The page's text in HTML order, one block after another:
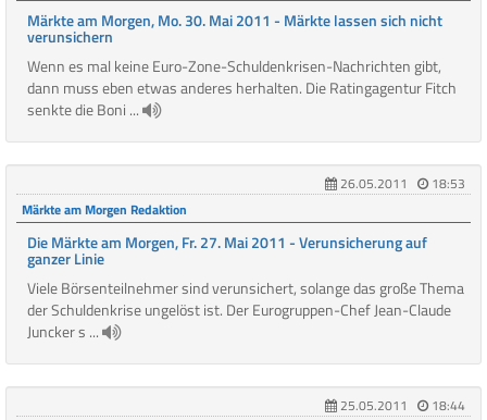
Märkte am Morgen, Mo. 30. Mai 2011 - Märkte lassen sich nicht
verunsichern
Wenn es mal keine Euro-Zone-Schuldenkrisen-Nachrichten gibt,
dann muss eben etwas anderes herhalten. Die Ratingagentur Fitch
senkte die Boni ...
26.05.2011
18:53
Märkte am Morgen Redaktion
Die Märkte am Morgen, Fr. 27. Mai 2011 - Verunsicherung auf
ganzer Linie
Viele Börsenteilnehmer sind verunsichert, solange das große Thema
der Schuldenkrise ungelöst ist. Der Eurogruppen-Chef Jean-Claude
Juncker s ...
25.05.2011
18:44